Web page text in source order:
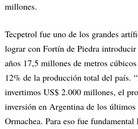
millones.
Tecpetrol fue uno de los grandes
lograr con Fortín de Piedra introducir
años 17,5 millones de metros
12% de la producción total del país.
invertimos US$ 2.000 millones, el
inversión en Argentina de los últimos
Ormachea. Para eso fue